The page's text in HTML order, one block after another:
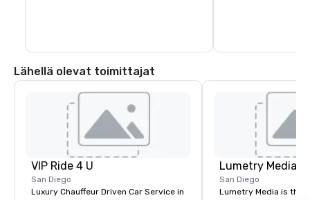
Lähellä olevat toimittajat
VIP Ride 4 U
San Diego
Luxury Chauffeur Driven Car Service in
Lumetry Media
San Diego
Lumetry Media is the